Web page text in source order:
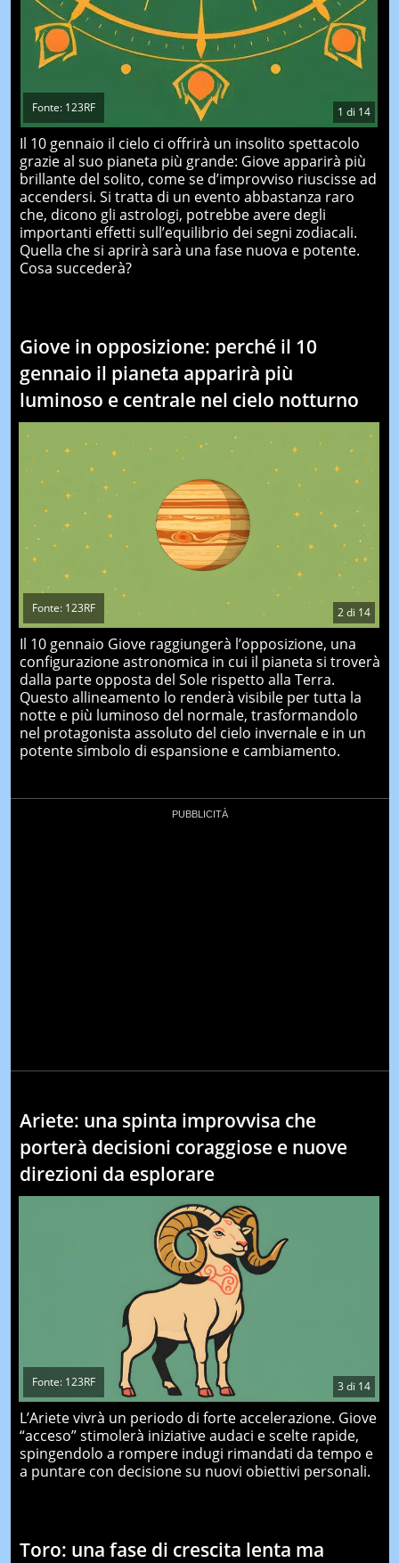
1 di 14
Fonte: 123RF
Il 10 gennaio il cielo ci offrirà un insolito spettacolo
grazie al suo pianeta più grande: Giove apparirà più
brillante del solito, come se d’improvviso riuscisse ad
accendersi. Si tratta di un evento abbastanza raro
che, dicono gli astrologi, potrebbe avere degli
importanti effetti sull’equilibrio dei segni zodiacali.
Quella che si aprirà sarà una fase nuova e potente.
Cosa succederà?
Giove in opposizione: perché il 10
gennaio il pianeta apparirà più
luminoso e centrale nel cielo notturno
2di 14
Fonte: 123RF
Il 10 gennaio Giove raggiungerà l’opposizione, una
configurazione astronomica in cui il pianeta si troverà
dalla parte opposta del Sole rispetto alla Terra.
Questo allineamento lo renderà visibile per tutta la
notte e più luminoso del normale, trasformandolo
nel protagonista assoluto del cielo invernale e in un
potente simbolo di espansione e cambiamento.
Ariete: una spinta improvvisa che
porterà decisioni coraggiose e nuove
direzioni da esplorare
3 di 14
Fonte: 123RF
L’Ariete vivrà un periodo di forte accelerazione. Giove
“acceso” stimolerà iniziative audaci e scelte rapide,
spingendolo a rompere indugi rimandati da tempo e
a puntare con decisione su nuovi obiettivi personali.
Toro: una fase di crescita lenta ma